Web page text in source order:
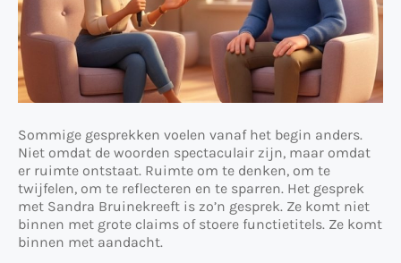
Sommige gesprekken voelen vanaf het begin anders.
Niet omdat de woorden spectaculair zijn, maar omdat
er ruimte ontstaat. Ruimte om te denken, om te
twijfelen, om te reflecteren en te sparren. Het gesprek
met Sandra Bruinekreeft is zo’n gesprek. Ze komt niet
binnen met grote claims of stoere functietitels. Ze komt
binnen met aandacht.